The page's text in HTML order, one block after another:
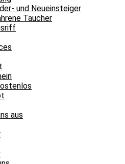
und Neueinsteiger
Taucher
aus